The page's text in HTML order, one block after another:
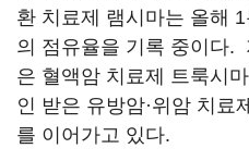
환 치료제 램시마는 올해
의 점유율을 기록 중이다.
은 혈액암 치료제 트룩시
인 받은 유방암·위암 치료
를 이어가고 있다.